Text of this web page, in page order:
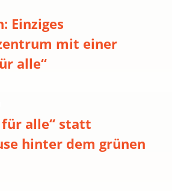
Einziges
mit einer
alle“
alle“ statt
hinter dem grünen